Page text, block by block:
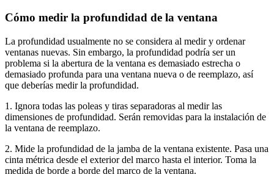
Cómo medir la profundidad de la ventana
La profundidad usualmente no se considera al medir y ordenar
ventanas nuevas. Sin embargo, la profundidad podría ser un
problema si la abertura de la ventana es demasiado estrecha o
demasiado profunda para una ventana nueva o de reemplazo, así
que deberías medir la profundidad.
1. Ignora todas las poleas y tiras separadoras al medir las
dimensiones de profundidad. Serán removidas para la instalación de
la ventana de reemplazo.
2. Mide la profundidad de la jamba de la ventana existente. Pasa una
cinta métrica desde el exterior del marco hasta el interior. Toma la
medida de borde a borde del marco de la ventana.